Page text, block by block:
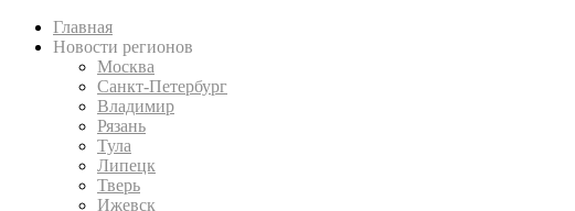
Главная
Новости регионов
Москва
Санкт-Петербург
Владимир
Рязань
Тула
Липецк
Тверь
Ижевск